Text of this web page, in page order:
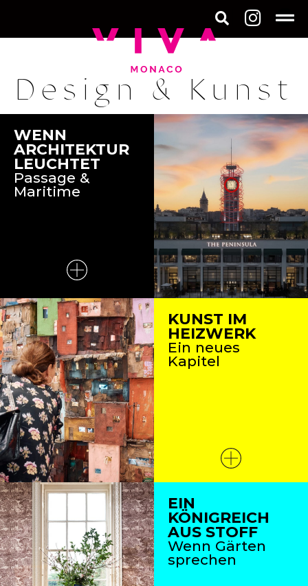
Design & Kunst
WENN
ARCHITEKTUR
LEUCHTET
Passage &
Maritime
KUNST IM
HEIZWERK
Ein neues
Kapitel
EIN
KÖNIGREICH
AUS STOFF
Wenn Gärten
sprechen